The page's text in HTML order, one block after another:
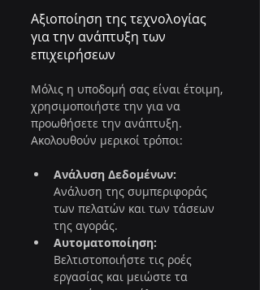
Αξιοποίηση της τεχνολογίας
για την ανάπτυξη των
επιχειρήσεων
Μόλις η υποδομή σας είναι έτοιμη,
χρησιμοποιήστε την για να
προωθήσετε την ανάπτυξη.
Ακολουθούν μερικοί τρόποι:
Ανάλυση Δεδομένων:
Ανάλυση της συμπεριφοράς
των πελατών και των τάσεων
της αγοράς.
Αυτοματοποίηση:
Βελτιστοποιήστε τις ροές
εργασίας και μειώστε τα